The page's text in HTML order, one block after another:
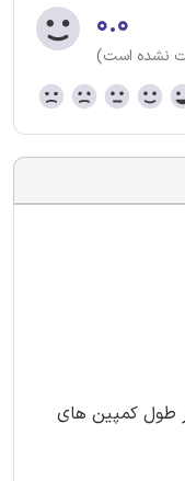
۰.۰
نشده است)
طول کمپین های